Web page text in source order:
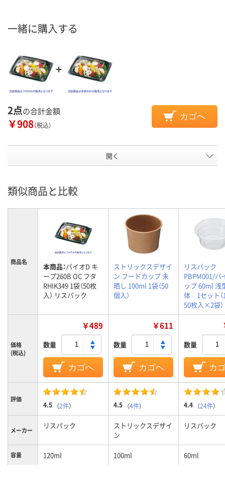
一緒に購入する
2点の合計金額
￥908（税込）
カゴへ
開く
類似商品と比較
商品名 本商品：バイオD キ
ープ260B OC フタ
RHIK349 1袋（50枚
入） リスパック
ストリックスデザイ
ン フードカップ 未
晒し 100ml 1袋（50
個入）
リスパック
PBPM001/バ
ップ 60ml 浅
体 1セット（
50枚入×2袋）
価格
(税込)
￥489
数量
カゴへ
￥611
数量
カゴへ
数量
カ
評価
4.5 （2件） 4.5 （4件） 4.4 （24件）
メーカー リスパック
ストリックスデザイ
ン
リスパック
容量 120ml 100ml 60ml